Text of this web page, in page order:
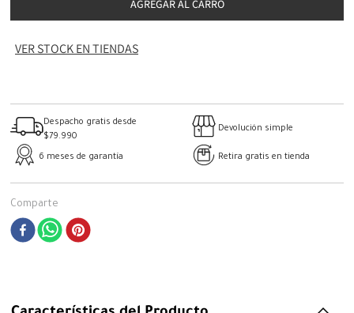
AGREGAR AL CARRO
VER STOCK EN TIENDAS
Despacho gratis desde
$79.990
Devolución simple
6 meses de garantía Retira gratis en tienda
Comparte